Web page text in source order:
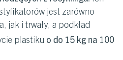
jest zarówno
jak i trwały, a podkład
plastiku o do 15 kg na 100